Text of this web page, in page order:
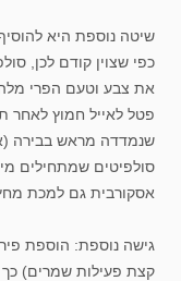
שיטה נוספת היא
כפי שצוין קודם לכן,
את צבע וטעם הפרי
פטל לאייל חמוץ לאחר
שנמדדה מראש בבירה
סולפיטים שמתחילים
אסקורבית גם למכת
גישה נוספת: הוספת
קצת פעילות שמרים)